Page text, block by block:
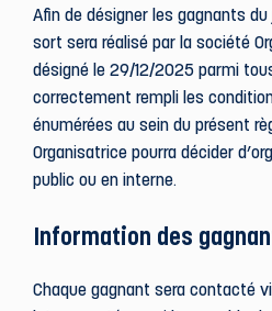
Afin de désigner les gagnants
sort sera réalisé par la société
désigné le 29/12/2025 parmi
correctement rempli les
énumérées au sein du présent
Organisatrice pourra décider
public ou en interne.
Information des
Chaque gagnant sera contacté